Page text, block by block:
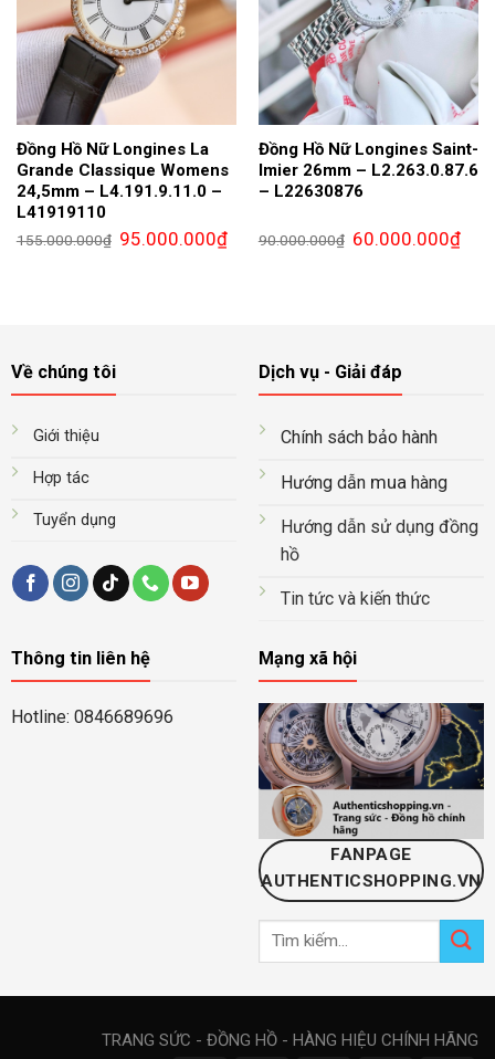
Đồng Hồ Nữ Longines La
Grande Classique Womens
24,5mm – L4.191.9.11.0 –
L41919110
155.000.000₫ Giá
gốc
95.000.000₫Giá
hiện
Đồng Hồ Nữ Longines Saint-
Imier 26mm – L2.263.0.87.6
– L22630876
90.000.000₫ Giá
gốc
60.000.000₫Giá
hiện
Về chúng tôi
Giới thiệu
Hợp tác
Tuyển dụng
Dịch vụ - Giải đáp
Chính sách bảo hành
Hướng dẫn muahàng
Hướng dẫn sử dụng đồng
hồ
Tin tức và kiến thức
Thông tin liên hệ
Hotline: 0846689696
Mạng xã hội
FANPAGE
AUTHENTICSHOPPING.VN
Tìm
TRANG SỨC - ĐỒNG HỒ - HÀNG HIỆU CHÍNH HÃNG